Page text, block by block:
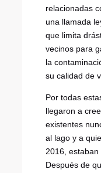
relacionadas
una llamada
que limita
vecinos para
la
su calidad de
Por todas
llegaron a
existentes
al lago y a
2016, estaban
Después de